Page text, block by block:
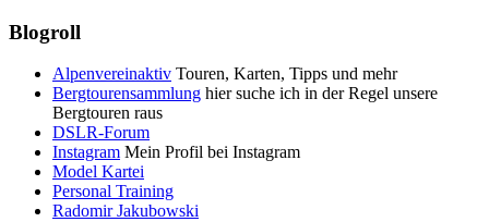
Blogroll
Alpenvereinaktiv Touren, Karten, Tipps und mehr
Bergtourensammlung hier suche ich in der Regel unsere
Bergtouren raus
DSLR-Forum
Instagram Mein Profil bei Instagram
Model Kartei
Personal Training
Radomir Jakubowski